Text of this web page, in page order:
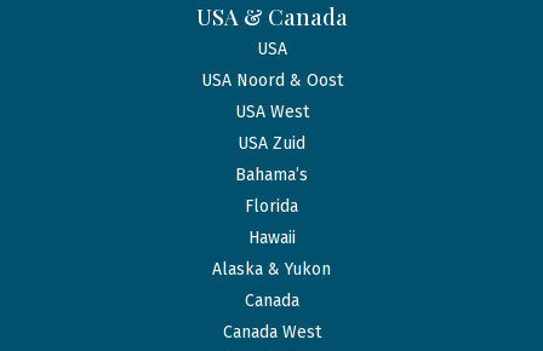
USA & Canada
USA
USA Noord & Oost
USA West
USA Zuid
Bahama’s
Florida
Hawaii
Alaska & Yukon
Canada
Canada West